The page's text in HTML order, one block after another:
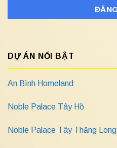
DỰ ÁN NỔI BẬT
An Bình Homeland
Noble Palace Tây Hồ
Noble Palace Tây Thăng Long